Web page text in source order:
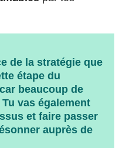
de la stratégie que
étape du
beaucoup de
Tu vas également
et faire passer
auprès de